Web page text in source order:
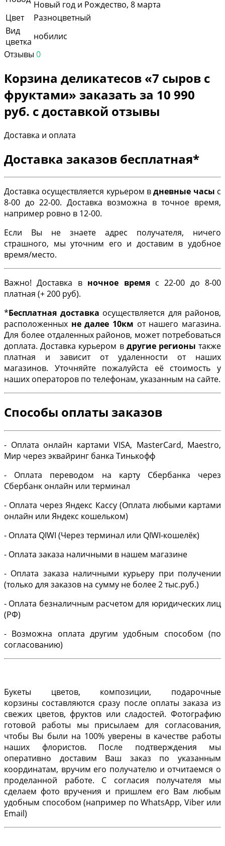
Новый год и Рождество, 8 марта
Цвет
Разноцветный
Вид
цветка нобилис
Отзывы 0
Корзина деликатесов «7 сыров с
фруктами» заказать за 10 990
руб. с доставкой отзывы
Доставка и оплата
Доставка заказов бесплатная*
Доставка осуществляется курьером вдневные часы с
8-00 до 22-00. Доставка возможна в точное время,
например ровно в 12-00.
Если Вы не знаете адрес получателя, ничего
страшного, мы уточним его и доставим в удобное
время/место.
Важно! Доставка в ночное времяс 22-00 до 8-00
платная (+ 200 руб).
*Бесплатная доставка осуществляется для районов,
расположенных не далее 10км от нашего магазина.
Для более отдаленных районов, может потребоваться
доплата. Доставка курьером в другие регионы также
платная и зависит от удаленности от наших
магазинов. Уточняйте пожалуйста её стоимость у
наших операторов по телефонам, указанным на сайте.
Способы оплаты заказов
- Оплата онлайн картами VISA, MasterCard, Maestro,
Мир через эквайринг банка Тинькофф
- Оплата переводом на карту Сбербанка через
Сбербанк онлайн или терминал
- Оплата через Яндекс Кассу (Оплата любыми картами
онлайн или Яндекс кошельком)
- Оплата QIWI (Через терминал или QIWI-кошелёк)
- Оплата заказа наличными в нашем магазине
- Оплата заказа наличными курьеру при получении
(только для заказов на сумму не более 2 тыс.руб.)
- Оплата безналичным расчетом для юридических лиц
(РФ)
- Возможна оплата другим удобным способом (по
согласованию)
Букеты цветов, композиции, подарочные
корзины составляются сразу после оплаты заказа из
свежих цветов, фруктов или сладостей. Фотографию
готовой работы мы присылаем для согласования,
чтобы Вы были на 100% уверены в качестве работы
наших флористов. После подтверждения мы
оперативно доставим Ваш заказ по указанным
координатам, вручим его получателю и отчитаемся о
проделанной работе. С согласия получателя мы
сделаем фото вручения и пришлем его Вам любым
удобным способом (например по WhatsApp, Viber или
Email)